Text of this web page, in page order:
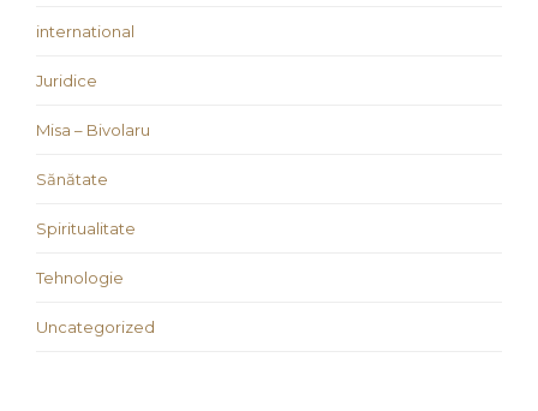
international
Juridice
Misa – Bivolaru
Sănătate
Spiritualitate
Tehnologie
Uncategorized